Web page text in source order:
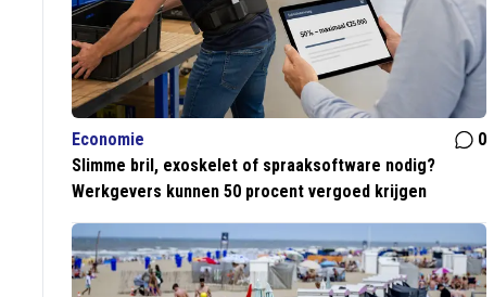
Economie
0
Slimme bril, exoskelet of spraaksoftware nodig?
Werkgevers kunnen 50 procent vergoed krijgen